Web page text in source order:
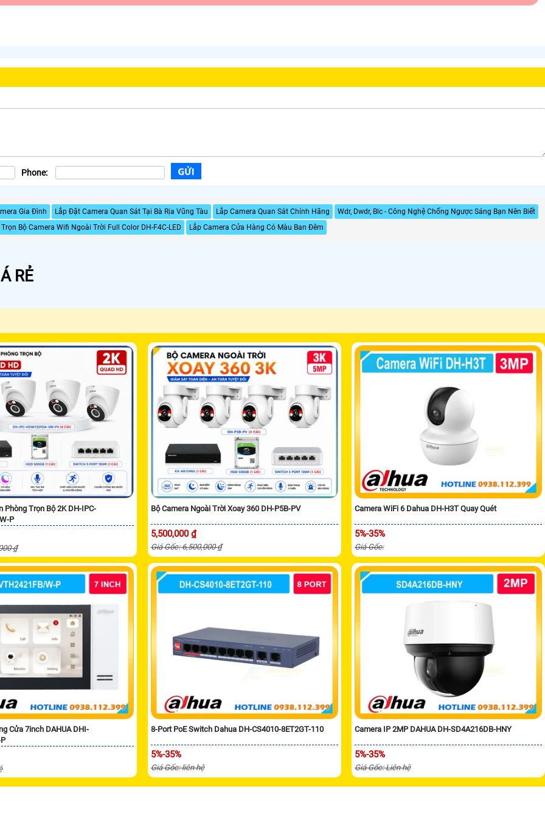
Phone:
Gia Đình Lắp Đặt Camera Quan Sát Tại Bà Rịa Vũng Tàu Lắp Camera Quan Sát Chính Hãng
Wdr, Dwdr, Blc - Công Nghệ Chống Ngược Sáng Bạn Nên Biết
Trọn Bộ Camera Wifi Ngoài Trời Full Color DH-F4C-LED
Lắp Camera Cửa Hàng Có Màu Ban Đêm
RẺ
Phòng Trọn Bộ 2K DH-IPC-
P
₫
Bộ Camera Ngoài Trời Xoay 360 DH-P5B-PV
5,500,000 ₫
Giá Gốc: 6,500,000 ₫
Camera WiFi 6 Dahua DH-H3T Quay Quét
5%-35%
Giá Gốc:
Cửa 7inch DAHUA DHI-
8-Port PoE Switch Dahua DH-CS4010-8ET2GT-110
5%-35%
Giá Gốc: liên hệ
Camera IP 2MP DAHUA DH-SD4A216DB-HNY
5%-35%
Giá Gốc: Liên hệ